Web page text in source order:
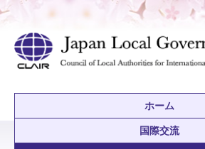
ホーム
国際交流